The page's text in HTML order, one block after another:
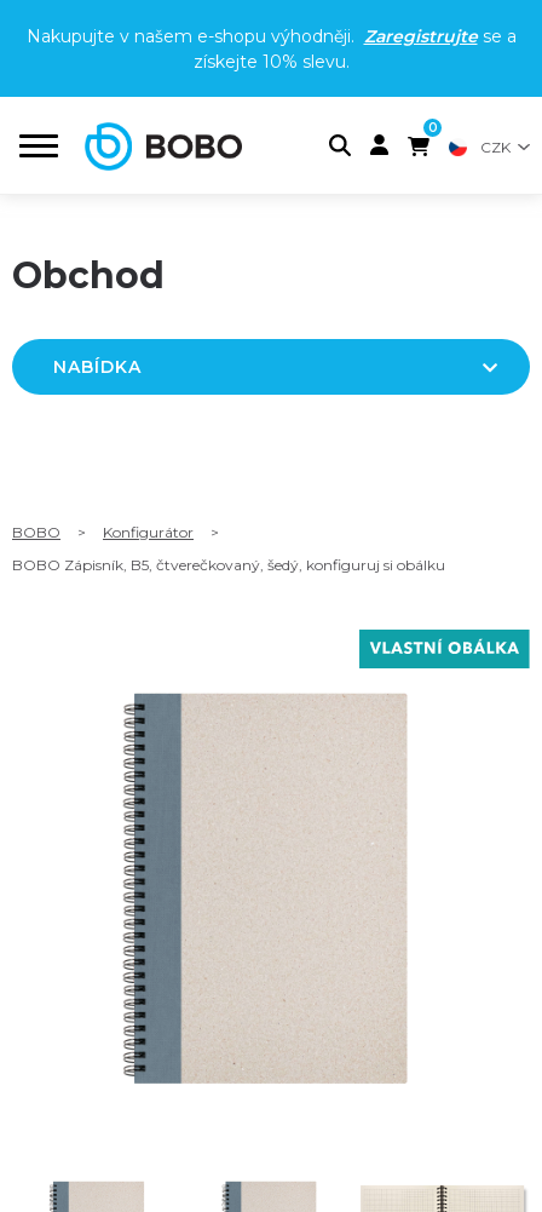
Nakupujte v našem e-shopu výhodněji. Zaregistrujtese a
získejte 10% slevu.
0
CZK
Obchod
NABÍDKA
BOBO > Konfigurátor
>
BOBO Zápisník, B5, čtverečkovaný, šedý, konfiguruj si obálku